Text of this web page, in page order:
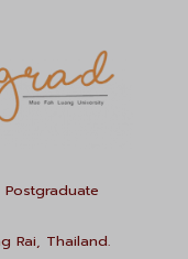
Rai, Thailand.